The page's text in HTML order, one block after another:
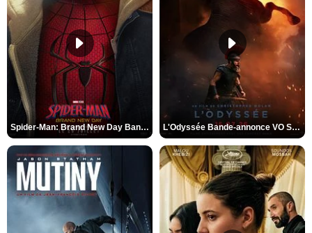
Spider-Man: Brand New Day Bande-annonce VO STFR L'Odyssée Bande-annonce VO STFR